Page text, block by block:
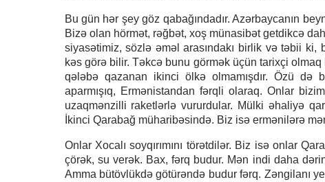
Bu gün hər şey göz qabağındadır. Azərbaycanın
Bizə olan hörmət, rəğbət, xoş münasibət getdikcə
siyasətimiz, sözlə əməl arasındakı birlik və təbii
kəs görə bilir. Təkcə bunu görmək üçün tarixçi
qələbə qazanan ikinci ölkə olmamışdır. Özü də
aparmışıq, Ermənistandan fərqli olaraq. Onlar
uzaqmənzilli raketlərlə vururdular. Mülki əhaliyə
İkinci Qarabağ müharibəsində. Biz isə ermənilərə
Onlar Xocalı soyqırımını törətdilər. Biz isə onlar
çörək, su verək. Bax, fərq budur. Mən indi daha
Amma bütövlükdə götürəndə budur fərq. Zəngilanı